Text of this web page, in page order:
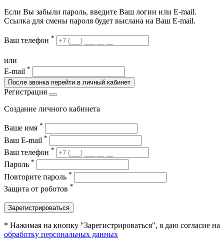
Если Вы забыли пароль, введите Ваш логин или Е-mail.
Ссылка для смены пароля будет выслана на Ваш E-mail.
Ваш телефон *
или
E-mail *
После звонка перейти в личный кабинет
Регистрация
Создание личного кабинета
Ваше имя *
Ваш E-mail *
Ваш телефон *
Пароль *
Повторите пароль *
Защита от роботов *
Зарегистрироваться
* Нажимая на кнопку "Зарегистрироваться", я даю согласие на
обработку персональных данных